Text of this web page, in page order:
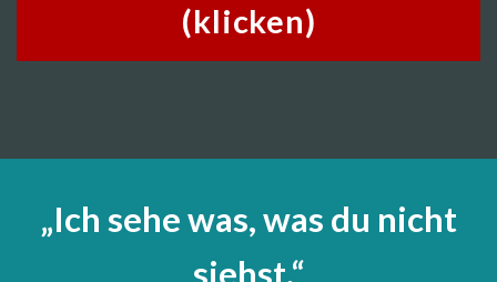
(klicken)
„Ich sehe was, was du nicht
siehst.“